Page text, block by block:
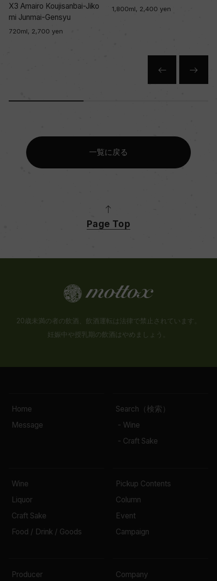
X3 Amairo Koujisanbai-Jiko
mi Junmai-Gensyu
720ml, 2,700 yen
1,800ml, 2,400 yen
一覧に戻る
Page Top
20歳未満の者の飲酒、飲酒運転は法律で禁止されています。
妊娠中や授乳期の飲酒はやめましょう。
Home
Message
Search（検索）
- Wine
- Craft Sake
Wine
Liquor
Craft Sake
Food / Drink / Goods
Pickup Contents
Column
Event
Campaign
Producer Company